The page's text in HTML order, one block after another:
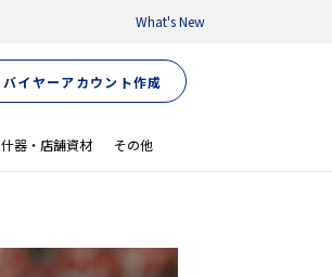
What's New
バイヤーアカウント作成
什器・店舗資材 その他